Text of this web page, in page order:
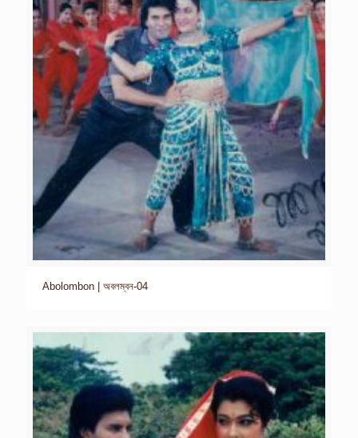
Abolombon | অবলম্বন-04